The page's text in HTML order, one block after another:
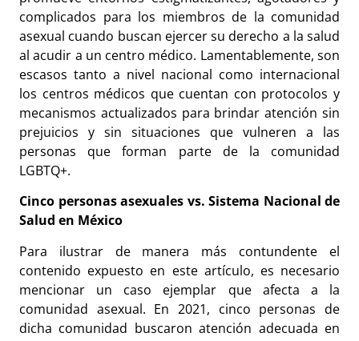
complicados para los miembros de la comunidad
asexual cuando buscan ejercer su derecho a la salud
al acudir a un centro médico. Lamentablemente, son
escasos tanto a nivel nacional como internacional
los centros médicos que cuentan con protocolos y
mecanismos actualizados para brindar atención sin
prejuicios y sin situaciones que vulneren a las
personas que forman parte de la comunidad
LGBTQ+.
Cinco personas asexuales vs. Sistema Nacional de
Salud en México
Para ilustrar de manera más contundente el
contenido expuesto en este artículo, es necesario
mencionar un caso ejemplar que afecta a la
comunidad asexual. En 2021, cinco personas de
dicha comunidad buscaron atención adecuada en